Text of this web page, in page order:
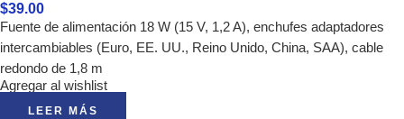
$39.00
Fuente de alimentación 18 W (15 V, 1,2 A), enchufes adaptadores
intercambiables (Euro, EE. UU., Reino Unido, China, SAA), cable
redondo de 1,8 m
Agregar al wishlist
LEER MÁS